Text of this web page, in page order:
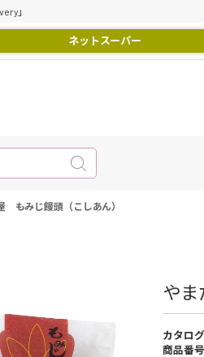
」
ネットスーパー
もみじ饅頭（こしあん）
や
カタロ
商品番号